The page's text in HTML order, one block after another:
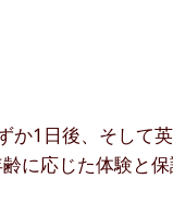
1日後、そして
齢に応じた体験と